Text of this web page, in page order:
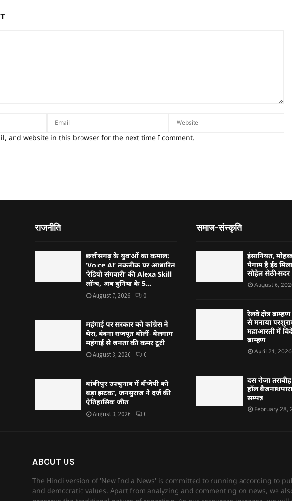
and website in this browser for the next time I comment.
राजनीति
छत्तीसगढ़ के युवाओं का कमाल:
‘Voice AI’ तकनीक पर आधारित
‘रेडियो संगवारी’ की Alexa Skill
लॉन्च, अब दुनिया के 5...
August 7, 2026 0
महंगाई पर सरकार को कांग्रेस ने
घेरा, वंदना राजपूत बोलीं- बेलगाम
महंगाई से जनता की कमर टूटी
August 3, 2026 0
बांकीपुर उपचुनाव में बीजेपी को
बड़ा झटका, जनसुराज ने दर्ज की
ऐतिहासिक जीत
August 3, 2026 0
समाज-संस्कृति
इंसानियत,
पैगाम है ईद
सोहेल सेठी-सदर
August 6,
रेलवे क्षेत्र
से मनाया
महाआरती में
ब्राम्हण
April 21, 2026
दस रोजा
हॉल
सम्पन्न
February 28,
ABOUT US
The Hindi version of 'New India News' is committed to running according to
and democratic values. Apart from analyzing and commenting on news, we